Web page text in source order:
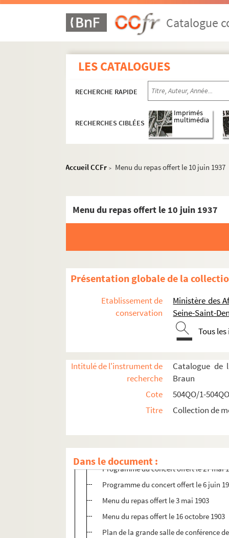
Catalogue
LES CATALOGUES
RECHERCHE RAPIDE
RECHERCHES CIBLÉES
Imprimés
multimédia
Accueil CCFr > Menu du repas offert le 10 juin 1937
Menu du repas offert le 10 juin 1937
Présentation globale de la
Etablissement de
conservation
Ministère des
Seine-Saint-
Tous
Intitulé de l'instrument de
recherche
Catalogue de
Braun
Cote
504QO/1-
Titre
Collection de
Dans le document :
Réceptions données par ou pour les
Réceptions données par le ministère des
504QO/6. Menus, plans et programmes
Menu du repas offert le 6 mars 1886 au
Programme du concert offert le 27 mai
Programme du concert offert le 6 juin
Menu du repas offert le 3 mai 1903
Menu du repas offert le 16 octobre 1903
Plan de la grande salle de conférence